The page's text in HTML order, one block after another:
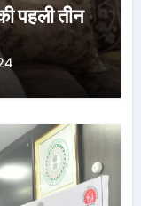
पहली तीन